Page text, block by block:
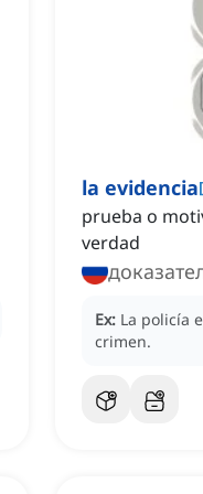
la evidencia[
prueba o
verdad
Ex: La policía
crimen.